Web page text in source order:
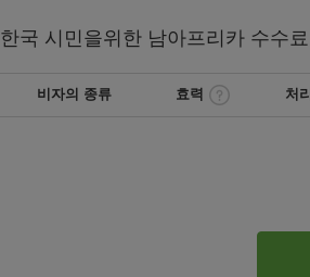
한국 시민을위한 남아프리카 수수료
비자의 종류 효력 처리